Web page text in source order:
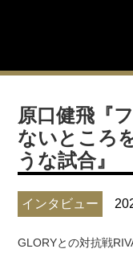
原口健飛『
ないところ
うな試合』
インタビュー
GLORYとの対抗戦